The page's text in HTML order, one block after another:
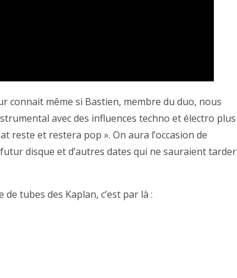
connait même si Bastien, membre du duo, nous
avec des influences techno et électro plus
reste et restera pop ». On aura l’occasion de
disque et d’autres dates qui ne sauraient tarder
tubes des Kaplan, c’est par là :